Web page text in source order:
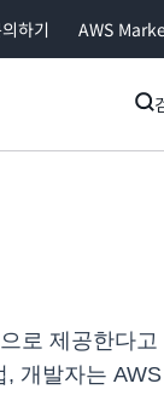
하기 AWS
로 제공한다
개발자는